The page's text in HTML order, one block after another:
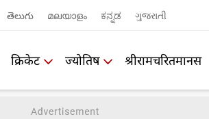
తెలుగు മലയാളം ಕನ್ನಡ ગુજરાતી
क्रिकेट ज्योतिष श्रीरामचरितमानस